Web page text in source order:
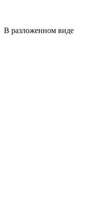
В разложенном виде